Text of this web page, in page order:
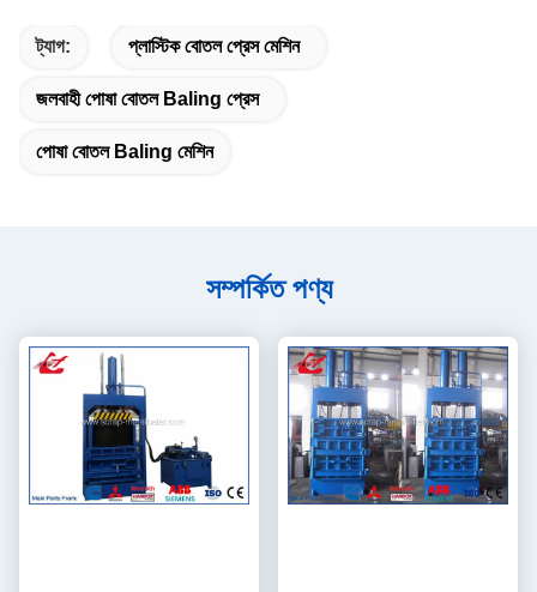
ট্যাগ: প্লাস্টিক বোতল প্রেস মেশিন
জলবাহী পোষা বোতল Baling প্রেস
পোষা বোতল Baling মেশিন
সম্পর্কিত পণ্য